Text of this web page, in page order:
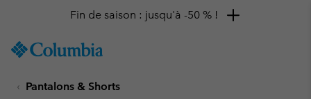
TO
SKIP
Fin de saison : jusqu'à -50 % !
Pantalons & Shorts